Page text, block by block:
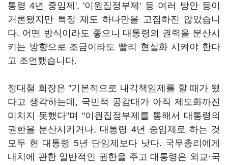
통령 4년 중임제', '이원집정부제' 등 여러 방안 등이
거론됐지만 특정 제도 하나만을 고집하진 않았습니
다. 어떤 방식이라도 좋으니 대통령의 권력을 분산시
키는 방향으로 조금이라도 빨리 현실화 시켜야 한다
고 조언했습니다.
정대철 회장은 "기본적으로 내각책임제를 할 때가 됐
다고 생각하는데, 국민적 공감대가 아직 제도화까진
미치지 못했다"며 "이원집정부제를 통해서 대통령의
권한을 분산시키거나, 대통령 4년 중임제로 하는 것
모두 현 대통령 5년 단임제보다 낫다. 국무총리에게
내치에 관한 일반적인 권한을 주고 대통령은 외교·국